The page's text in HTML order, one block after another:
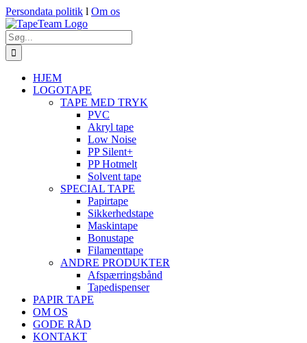
Skip
to
content
Persondata politik l Om os
Søg
efter:
HJEM
LOGOTAPE
TAPE MED TRYK
PVC
Akryl tape
Low Noise
PP Silent+
PP Hotmelt
Solvent tape
SPECIAL TAPE
Papirtape
Sikkerhedstape
Maskintape
Bonustape
Filamenttape
ANDRE PRODUKTER
Afspærringsbånd
Tapedispenser
PAPIR TAPE
OM OS
GODE RÅD
KONTAKT